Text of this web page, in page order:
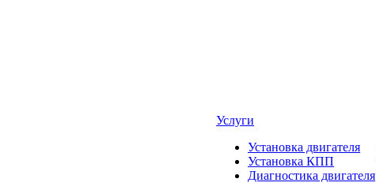
Услуги
Установка двигателя
Установка КПП
Диагностика двигателя